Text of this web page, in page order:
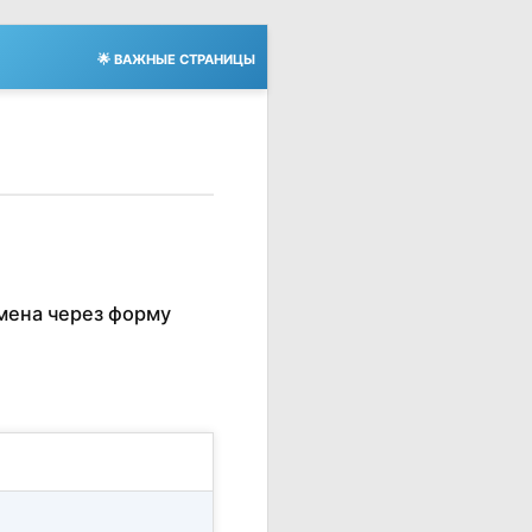
🌟 ВАЖНЫЕ СТРАНИЦЫ
через форму